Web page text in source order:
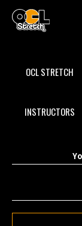
OCL STRETCH
INSTRUCTORS